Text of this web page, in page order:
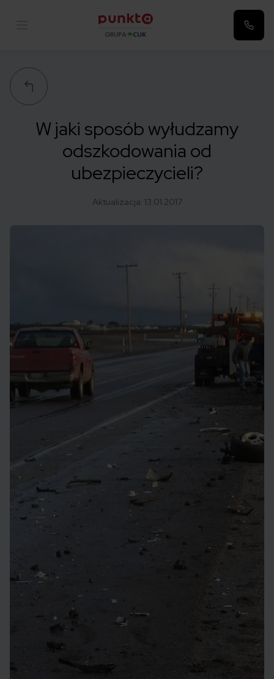
W jaki sposób wyłudzamy
odszkodowania od
ubezpieczycieli?
Aktualizacja: 13.01.2017